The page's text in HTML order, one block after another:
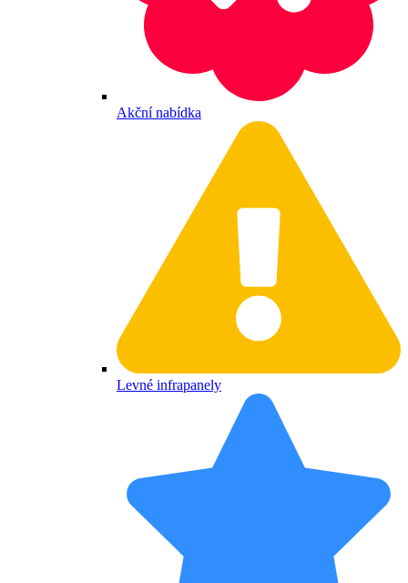
Akční nabídka
Levné infrapanely